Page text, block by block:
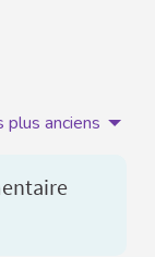
plus anciens